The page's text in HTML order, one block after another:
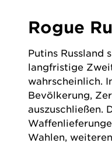
Rogue
Putins Russland
langfristige
wahrscheinlich.
Bevölkerung,
auszuschließen.
Wahlen,